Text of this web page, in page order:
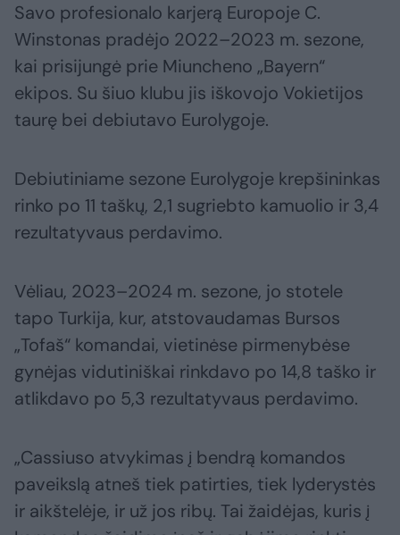
Savo profesionalo karjerą Europoje C.
Winstonas pradėjo 2022–2023 m. sezone,
kai prisijungė prie Miuncheno „Bayern“
ekipos. Su šiuo klubu jis iškovojo Vokietijos
taurę bei debiutavo Eurolygoje.
Debiutiniame sezone Eurolygoje krepšininkas
rinko po 11 taškų, 2,1 sugriebto kamuolio ir 3,4
rezultatyvaus perdavimo.
Vėliau, 2023–2024 m. sezone, jo stotele
tapo Turkija, kur, atstovaudamas Bursos
„Tofaš“ komandai, vietinėse pirmenybėse
gynėjas vidutiniškai rinkdavo po 14,8 taško ir
atlikdavo po 5,3 rezultatyvaus perdavimo.
„Cassiuso atvykimas į bendrą komandos
paveikslą atneš tiek patirties, tiek lyderystės
ir aikštelėje, ir už jos ribų. Tai žaidėjas, kuris į